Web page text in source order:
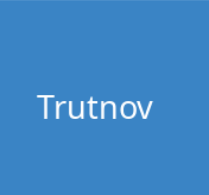
Trutnov